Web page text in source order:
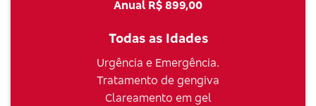
Anual R$ 899,00
Todas as Idades
Urgência e Emergência.
Tratamento de gengiva
Clareamento em gel